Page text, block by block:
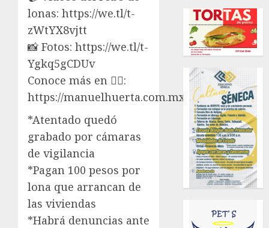
lonas: https://we.tl/t-
zWtYX8vjtt
📸 Fotos: https://we.tl/t-
Ygkq5gCDUv
Conoce más en 👉🏼:
https://manuelhuerta.com.mx/
*Atentado quedó
grabado por cámaras
de vigilancia
*Pagan 100 pesos por
lona que arrancan de
las viviendas
*Habrá denuncias ante